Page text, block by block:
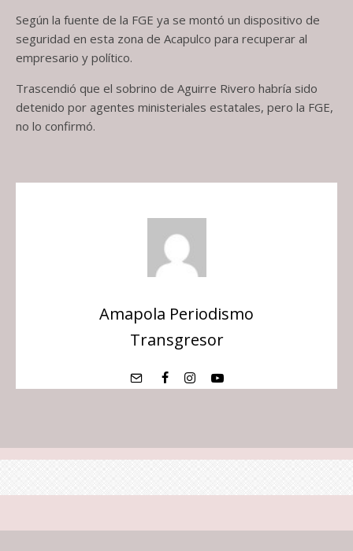
Según la fuente de la FGE ya se montó un dispositivo de
seguridad en esta zona de Acapulco para recuperar al
empresario y político.
Trascendió que el sobrino de Aguirre Rivero habría sido
detenido por agentes ministeriales estatales, pero la FGE,
no lo confirmó.
Amapola Periodismo
Transgresor